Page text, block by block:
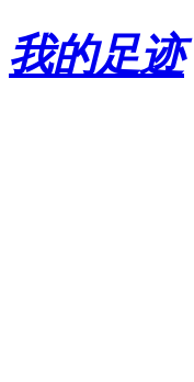
我的足迹